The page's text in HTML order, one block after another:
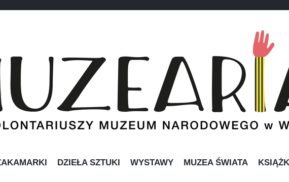
PRZESKOCZ
DZIEŁA SZTUKI WYSTAWY MUZEA ŚWIATA